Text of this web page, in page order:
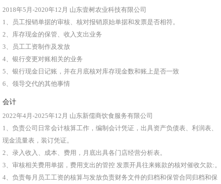
2018年5月-2020年12月 山东壹树农业科技有限公司
1、员工报销单据的审核、核对报销原始单据和发票是否相符。
2、库存现金的保管、收入支出业务
3、员工工资制作及发放
4、银行变更对账相关的业务
5、银行现金日记账，并在月底核对库存现金数和账上是否一致
6、领导交代的其他事情
会计
2022年4月-2025年12月 山东新儒商饮食服务有限公司
1、负责公司日常会计核算工作，编制会计凭证，出具资产负债表、利润表、
现金流量表，装订凭证。
2、录入收入、成本、费用，月底出具各门店经营分析表。
3、审核相关费用单据，费用支出的管控 发票开具往来账款的核对催收欠款:。
4、负责每月员工工资的核算与发放负责财务文件的归档和保管合同归档和保